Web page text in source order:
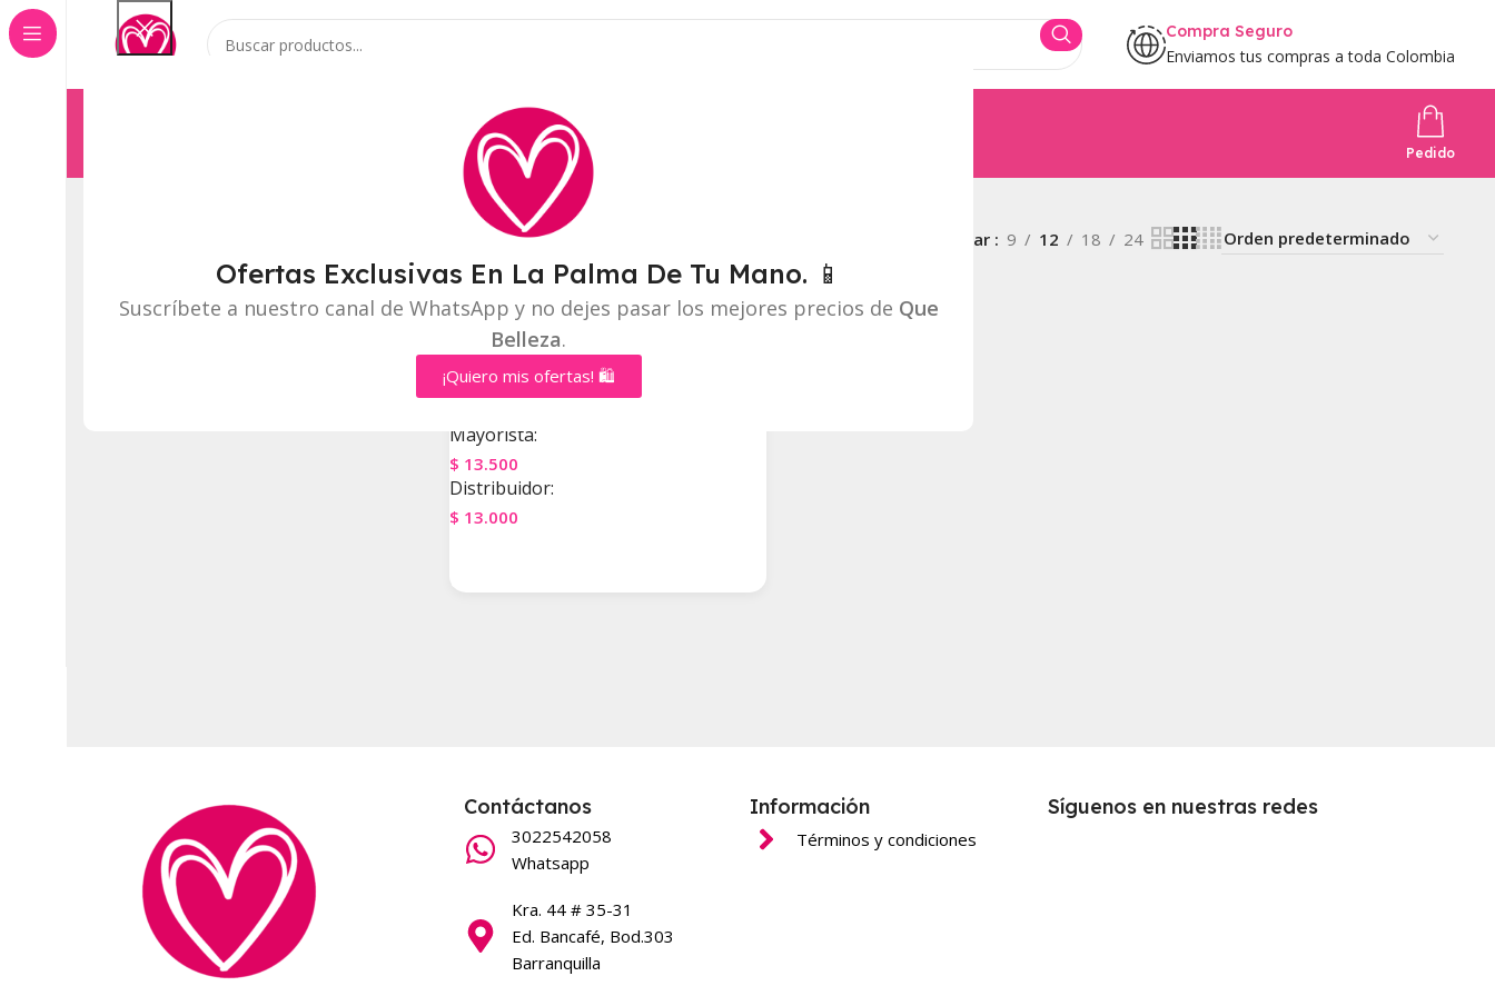
Ofertas Exclusivas En La Palma De Tu Mano. 📱
Suscríbete a nuestro canal de WhatsApp y no dejes pasar los mejores precios de Que
Belleza.
¡Quiero mis ofertas! 🛍️
Compra Seguro
Enviamos tus compras a toda Colombia
Pedido
Productos etiquetados “VIRAL” Mostrar 9 12 18 24
⭐
PRODUCTO
TOP
✨
VIRAL
RUBOR RHODE
Rostro
Mayorista:
$ 13.500
Distribuidor:
$ 13.000
Contáctanos
3022542058
Whatsapp
Kra. 44 # 35-31
Ed. Bancafé, Bod.303
Barranquilla
Información
Términos y condiciones
Síguenos en nuestras redes